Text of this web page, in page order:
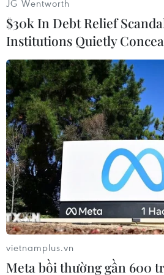
#WHO #An toàn giao thông
#Thanh niên
#Tai nạn
Theo dõi VietnamPlus
TIN CÙNG CHUYÊN MỤC
JG Wentworth
$30k In Debt Relief
Institutions Quietly
vietnamplus.vn
Meta bồi thường gần 600